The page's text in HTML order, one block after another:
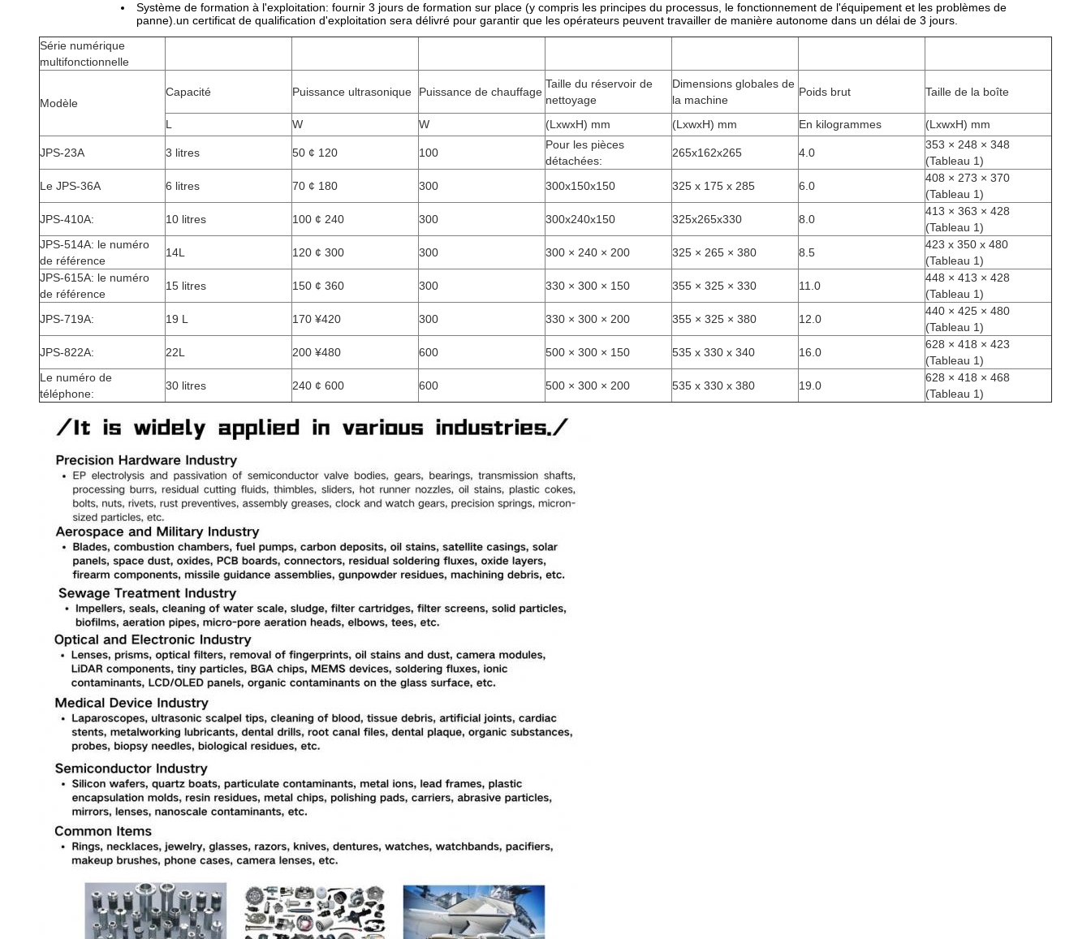
Système de formation à l'exploitation: fournir 3 jours de formation sur place (y compris les principes du processus, le fonctionnement de l'équipement et les problèmes de
panne).un certificat de qualification d'exploitation sera délivré pour garantir que les opérateurs peuvent travailler de manière autonome dans un délai de 3 jours.
Série numérique
multifonctionnelle
Modèle
Capacité Puissance ultrasonique Puissance de chauffage
Taille du réservoir de
nettoyage
Dimensions globales de
la machine
Poids brut Taille de la boîte
L W W (LxwxH) mm (LxwxH) mm En kilogrammes (LxwxH) mm
JPS-23A 3 litres 50 ¢ 120 100
Pour les pièces
détachées:
265x162x265 4.0
353 × 248 × 348
(Tableau 1)
Le JPS-36A
6 litres 70 ¢ 180 300 300x150x150 325 x 175 x 285 6.0
408 × 273 × 370
(Tableau 1)
JPS-410A:
10 litres 100 ¢ 240 300 300x240x150 325x265x330 8.0
413 × 363 × 428
(Tableau 1)
JPS-514A: le numéro
de référence
14L 120 ¢ 300 300 300 × 240 × 200 325 × 265 × 380 8.5
423 x 350 x 480
(Tableau 1)
JPS-615A: le numéro
de référence
15 litres 150 ¢ 360 300 330 × 300 × 150 355 × 325 × 330 11.0
448 × 413 × 428
(Tableau 1)
JPS-719A:
19 L 170 ¥420 300 330 × 300 × 200 355 × 325 × 380 12.0
440 × 425 × 480
(Tableau 1)
JPS-822A:
22L 200 ¥480 600 500 × 300 × 150 535 x 330 x 340 16.0
628 × 418 × 423
(Tableau 1)
Le numéro de
téléphone:
30 litres 240 ¢ 600 600 500 × 300 × 200 535 x 330 x 380 19.0
628 × 418 × 468
(Tableau 1)